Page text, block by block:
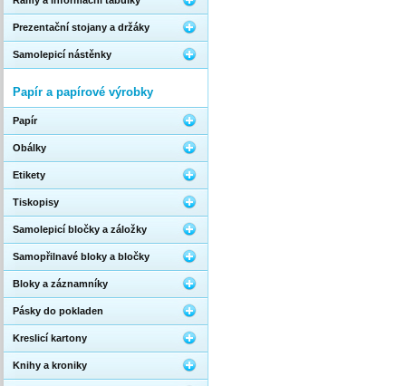
Prezentační stojany a držáky
Samolepicí nástěnky
Papír a papírové výrobky
Papír
Obálky
Etikety
Tiskopisy
Samolepicí bločky a záložky
Samopřilnavé bloky a bločky
Bloky a záznamníky
Pásky do pokladen
Kreslicí kartony
Knihy a kroniky